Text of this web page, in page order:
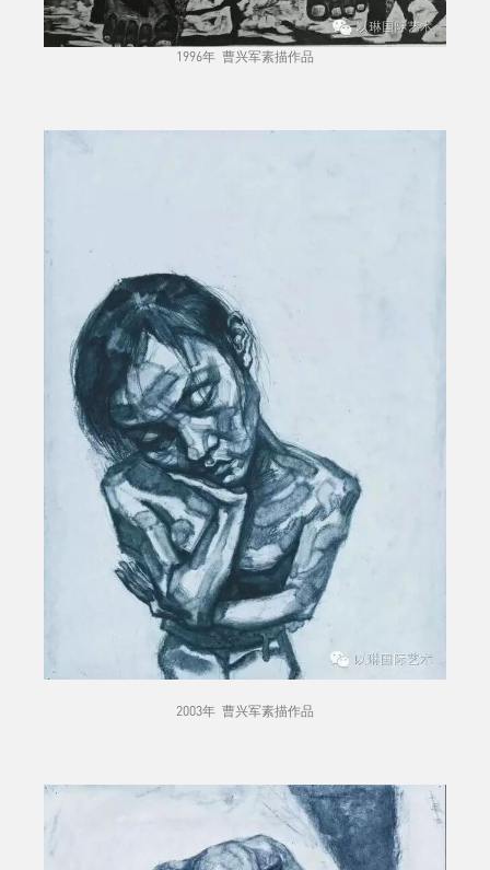
1996年 曹兴军素描作品
2003年 曹兴军素描作品